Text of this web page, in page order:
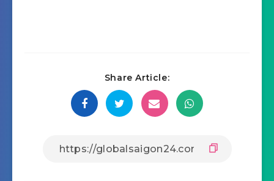
Share Article: